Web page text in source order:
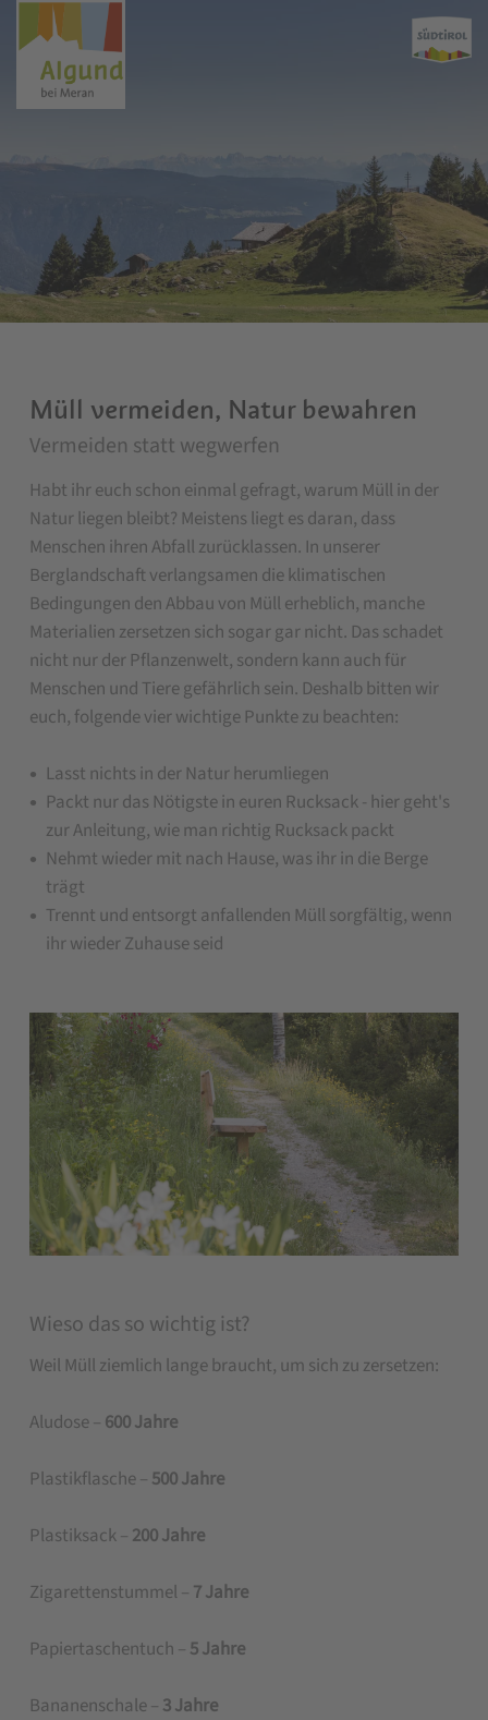
Müll vermeiden, Natur bewahren
Vermeiden statt wegwerfen
Habt ihr euch schon einmal gefragt, warum Müll in der
Natur liegen bleibt? Meistens liegt es daran, dass
Menschen ihren Abfall zurücklassen. In unserer
Berglandschaft verlangsamen die klimatischen
Bedingungen den Abbau von Müll erheblich, manche
Materialien zersetzen sich sogar gar nicht. Das schadet
nicht nur der Pflanzenwelt, sondern kann auch für
Menschen und Tiere gefährlich sein. Deshalb bitten wir
euch, folgende vier wichtige Punkte zu beachten:
Lasst nichts in der Natur herumliegen
Packt nur das Nötigste in euren Rucksack - hier geht's
zur Anleitung, wie man richtig Rucksack packt
Nehmt wieder mit nach Hause, was ihr in die Berge
trägt
Trennt und entsorgt anfallenden Müll sorgfältig, wenn
ihr wieder Zuhause seid
Wieso das so wichtig ist?
Weil Müll ziemlich lange braucht, um sich zu zersetzen:
Aludose – 600 Jahre
Plastikflasche – 500 Jahre
Plastiksack – 200 Jahre
Zigarettenstummel – 7 Jahre
Papiertaschentuch – 5 Jahre
Bananenschale – 3 Jahre